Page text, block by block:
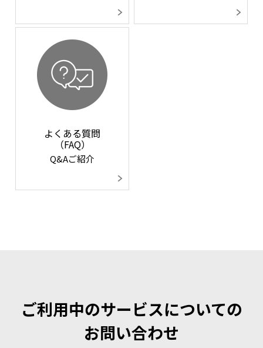
よくある質問
（FAQ）
Q&Aご紹介
ご利用中のサービスについての
お問い合わせ